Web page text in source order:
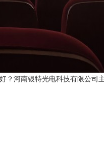
？河南银特光电科技有限公司